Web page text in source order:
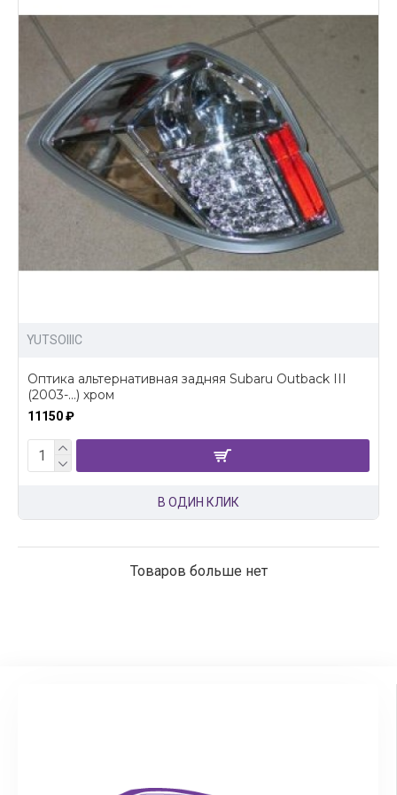
широкий ассортимент оптики и аксессуаров для
тюнинга;
выгодные цены на всю продукцию;
доставка по России.
Купить альтернативную оптику для Subaru Outback III
можно написав нам, либо отправив заявку сразу на
сайте.
YUTSOIIIC
Оптика альтернативная задняя Subaru Outback III
(2003-...) хром
11150 ₽
В ОДИН КЛИК
Товаров больше нет